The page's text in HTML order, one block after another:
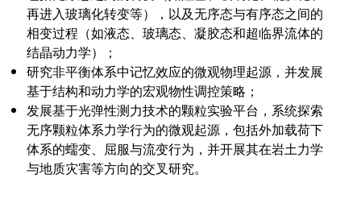
再进入玻璃化转变等），以及无序态与有序态之间的
相变过程（如液态、玻璃态、凝胶态和超临界流体的
结晶动力学）；
研究非平衡体系中记忆效应的微观物理起源，并发展
基于结构和动力学的宏观物性调控策略；
发展基于光弹性测力技术的颗粒实验平台，系统探索
无序颗粒体系力学行为的微观起源，包括外加载荷下
体系的蠕变、屈服与流变行为，并开展其在岩土力学
与地质灾害等方向的交叉研究。